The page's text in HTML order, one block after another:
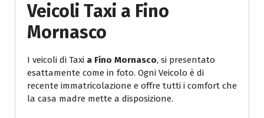
Veicoli Taxi a Fino
Mornasco
I veicoli di Taxi a Fino Mornasco, si presentato
esattamente come in foto. Ogni Veicolo è di
recente immatricolazione e offre tutti i comfort che
la casa madre mette a disposizione.